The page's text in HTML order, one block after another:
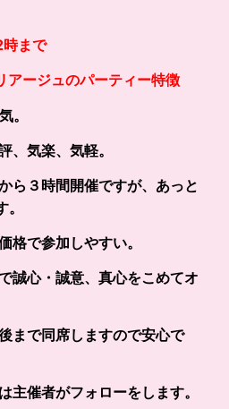
まで
アージュのパーティー特徴
。
、気楽、気軽。
ら３時間開催ですが、あっと
格で参加しやすい。
誠心・誠意、真心をこめてオ
まで同席しますので安心で
主催者がフォローをします。